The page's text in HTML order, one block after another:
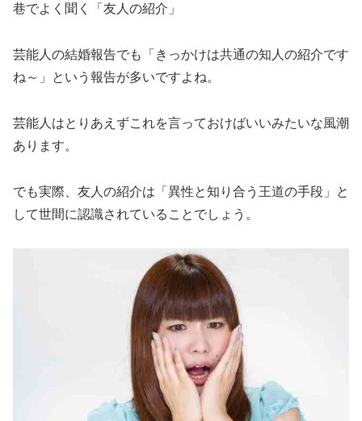
巷でよく聞く「友人の紹介」
芸能人の結婚報告でも「きっかけは共通の知人の紹介です
ね～」という報告が多いですよね。
芸能人はとりあえずこれを言っておけばいいみたいな風潮
あります。
でも実際、友人の紹介は「異性と知り合う王道の手段」と
して世間に認識されていることでしょう。